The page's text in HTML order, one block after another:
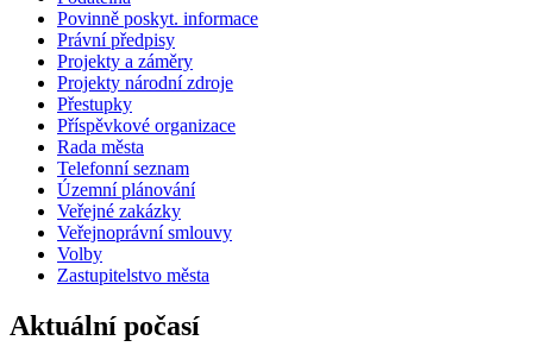
Povinně poskyt. informace
Právní předpisy
Projekty a záměry
Projekty národní zdroje
Přestupky
Příspěvkové organizace
Rada města
Telefonní seznam
Územní plánování
Veřejné zakázky
Veřejnoprávní smlouvy
Volby
Zastupitelstvo města
Aktuální počasí